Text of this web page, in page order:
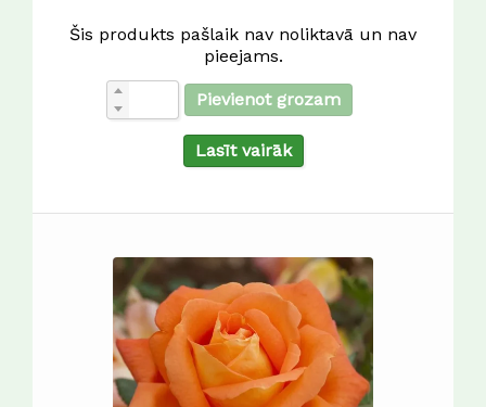
Šis produkts pašlaik nav noliktavā un nav
pieejams.
Pievienot grozam
Lasīt vairāk